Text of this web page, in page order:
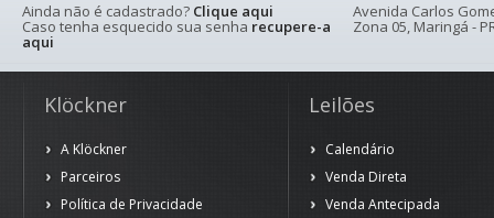
Ainda não é cadastrado? Clique aqui
Caso tenha esquecido sua senha recupere-a
aqui
Avenida Carlos
Zona 05, Maringá -
Klöckner
A Klöckner
Parceiros
Política de Privacidade
Leilões
Calendário
Venda Direta
Venda Antecipada